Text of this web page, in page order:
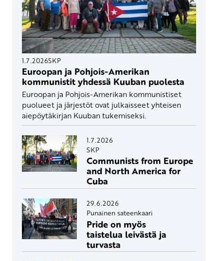
1.7.2026SKP
Euroopan ja Pohjois-Amerikan
kommunistit yhdessä Kuuban puolesta
Euroopan ja Pohjois-Amerikan kommunistiset
puolueet ja järjestöt ovat julkaisseet yhteisen
aiepöytäkirjan Kuuban tukemiseksi.
1.7.2026
SKP
Communists from Europe
and North America for
Cuba
29.6.2026
Punainen sateenkaari
Pride on myös
taistelua leivästä ja
turvasta